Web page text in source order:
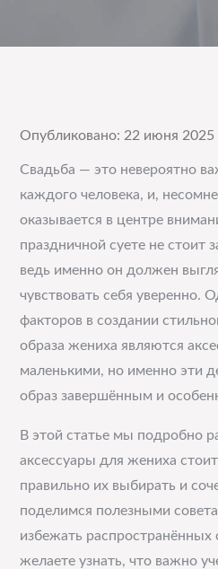
Опубликовано: 22 июня 2025
Свадьба — это невероятно
каждого человека, и,
оказывается в центре
праздничной суете не стоит
ведь именно он должен
чувствовать себя уверенно.
факторов в создании
образа жениха являются
маленькими, но именно эти
образ завершённым и
В этой статье мы подробно
аксессуары для жениха
правильно их выбирать и
поделимся полезными
избежать
желаете узнать, что важно